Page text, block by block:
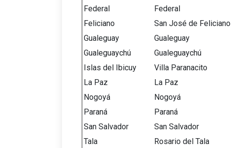
Federal
Federal
Feliciano
San José de Feliciano
Gualeguay
Gualeguay
Gualeguaychú
Gualeguaychú
Islas del Ibicuy
Villa Paranacito
La Paz
La Paz
Nogoyá
Nogoyá
Paraná
Paraná
San Salvador
San Salvador
Tala
Rosario del Tala